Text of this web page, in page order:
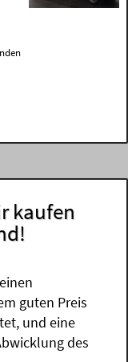
kaufen
guten Preis
und eine
des